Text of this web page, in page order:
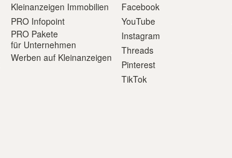
Kleinanzeigen Immobilien
PRO Infopoint
PRO Pakete
für Unternehmen
Werben auf Kleinanzeigen
Facebook
YouTube
Instagram
Threads
Pinterest
TikTok